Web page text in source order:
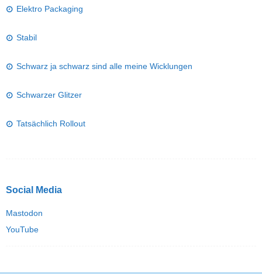
Elektro Packaging
Stabil
Schwarz ja schwarz sind alle meine Wicklungen
Schwarzer Glitzer
Tatsächlich Rollout
Social Media
Mastodon
YouTube